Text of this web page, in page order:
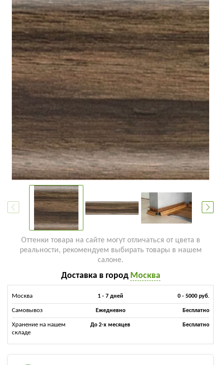
Оттенки товара на сайте могут отличаться от цвета в
реальности, рекомендуем выбирать товары в нашем
салоне.
Доставка в город Москва
Москва 1 - 7 дней 0 - 5000 руб.
Самовывоз Ежедневно Бесплатно
Хранение на нашем
складе
До 2-х месяцев Бесплатно